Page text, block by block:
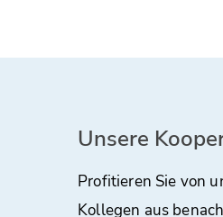
Unsere
Profitieren Sie von
Kollegen aus